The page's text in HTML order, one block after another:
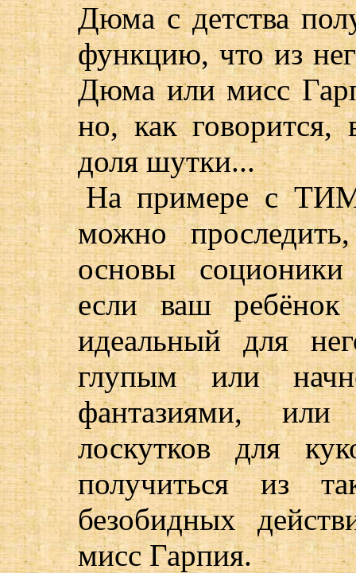
Дюма с детства
функцию, что из
Дюма или мисс
но, как
доля шутки...
На примере с
можно
основы
если ваш
идеальный для
глупым или
фантазиями,
лоскутков для
получиться из
безобидных
мисс Гарпия.